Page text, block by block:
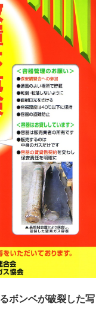
ボンベが破裂した写